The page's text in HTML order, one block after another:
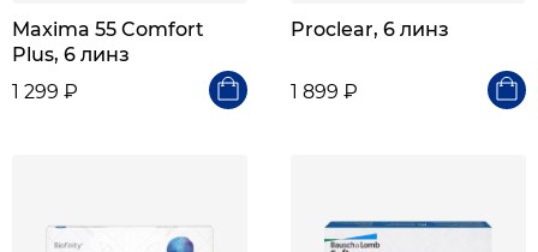
Maxima 55 Comfort
Plus, 6 линз
1 299 ₽
Proclear, 6 линз
1 899 ₽